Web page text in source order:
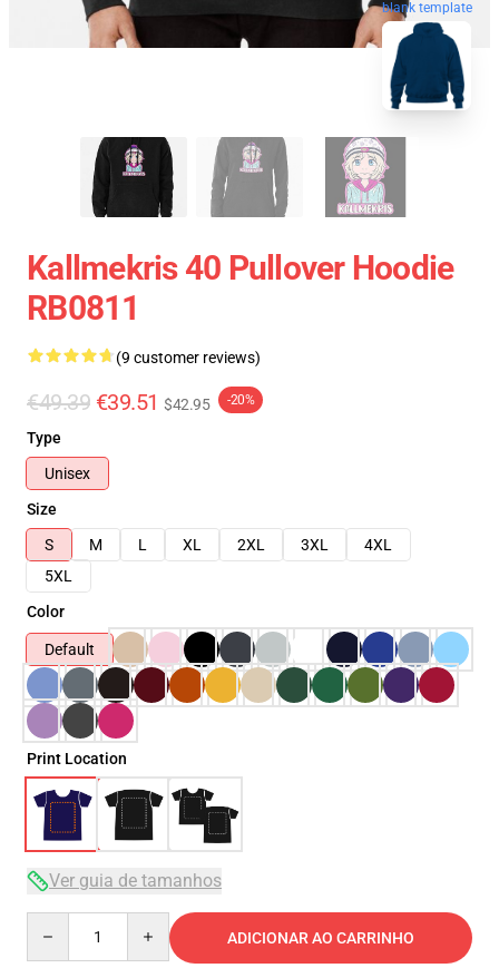
blank template
Kallmekris 40 Pullover Hoodie
RB0811
(9 customer reviews)
€49.39 €39.51 $42.95 -20%
Type
Unisex
Size
S
M L XL 2XL 3XL
4XL
5XL
Color
Default
Print Location
Ver guia de tamanhos
ADICIONAR AO CARRINHO